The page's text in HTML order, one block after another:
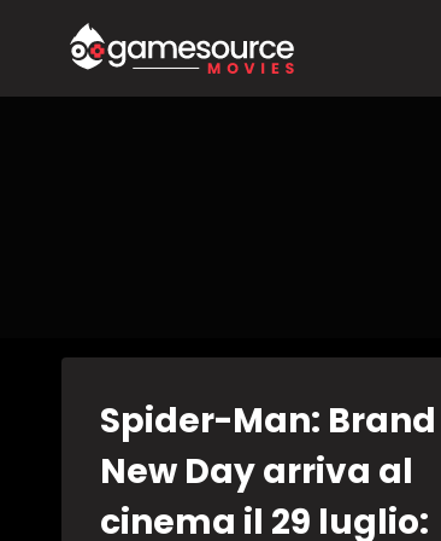
contenuto
Spider-Man: Brand
New Day arriva al
cinema il 29 luglio: